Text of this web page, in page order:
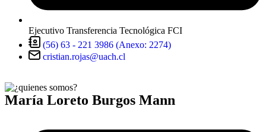
Ejecutivo Transferencia Tecnológica FCI
(56) 63 - 221 3986 (Anexo: 2274)
cristian.rojas@uach.cl
María Loreto Burgos Mann